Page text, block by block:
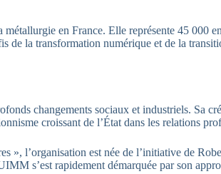
en France. Elle représente 45
de la transformation numérique et de la
changements sociaux et industriels. Sa
croissant de l’État dans les relations
», l’organisation est née de l’initiative de
s’est rapidement démarquée par son